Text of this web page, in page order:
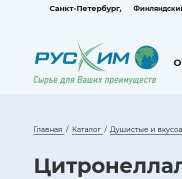
Санкт-Петербург,
Главная Каталог Душистые и